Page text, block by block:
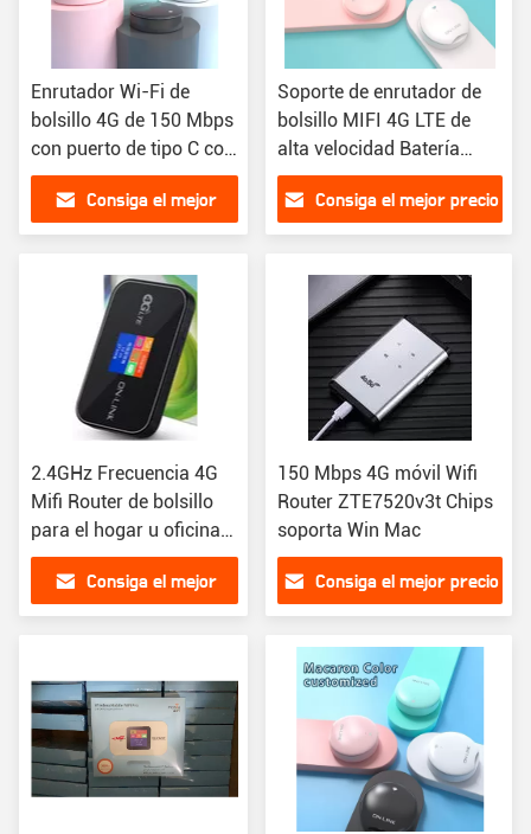
Enrutador Wi-Fi de
bolsillo 4G de 150 Mbps
con puerto de tipo C con
batería separable Mini
UFO MIMO 2 * 2
Consiga el mejor
Soporte de enrutador de
bolsillo MIFI 4G LTE de
alta velocidad Batería
separable de 2100 mAh
PedestalConsiga el mejor precio
2.4GHz Frecuencia 4G
Mifi Router de bolsillo
para el hogar u oficina
Servicio OEM / ODM
Consiga el mejor
150 Mbps 4G móvil Wifi
Router ZTE7520v3t Chips
soporta Win Mac
Consiga el mejor precio